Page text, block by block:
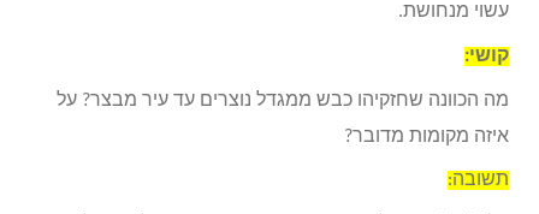
עשוי מנחושת.
קושי:
מה הכוונה שחזקיהו כבש ממגדל נוצרים עד עיר מבצר? על
איזה מקומות מדובר?
תשובה: